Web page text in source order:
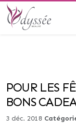
POUR LES
BONS
3 déc. 2018